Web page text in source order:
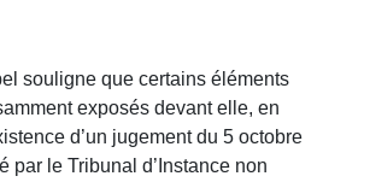
souligne que certains éléments
exposés devant elle, en
d’un jugement du 5 octobre
par le Tribunal d’Instance non